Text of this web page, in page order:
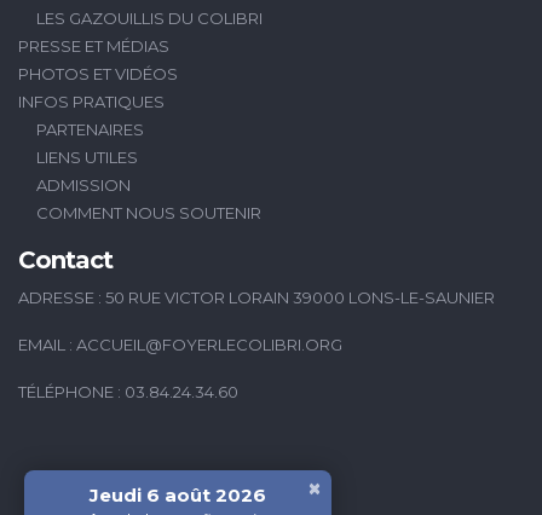
LES GAZOUILLIS DU COLIBRI
PRESSE ET MÉDIAS
PHOTOS ET VIDÉOS
INFOS PRATIQUES
PARTENAIRES
LIENS UTILES
ADMISSION
COMMENT NOUS SOUTENIR
Contact
ADRESSE : 50 RUE VICTOR LORAIN 39000 LONS-LE-SAUNIER
EMAIL : ACCUEIL@FOYERLECOLIBRI.ORG
TÉLÉPHONE : 03.84.24.34.60
Jeudi 6 août 2026 ×